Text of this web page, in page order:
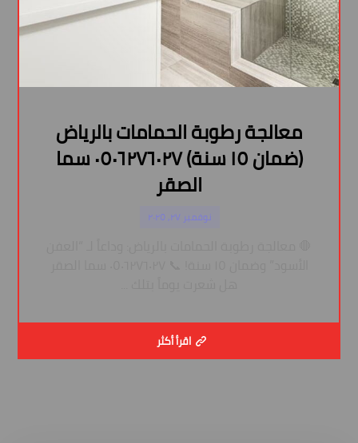
معالجة رطوبة الحمامات بالرياض
(ضمان ١٥ سنة) ٠٥٠٦٢٧٦٠٢٧ سما
الصقر
نوفمبر ٢٧, ٢٠٢٥
اقرأ أكثر